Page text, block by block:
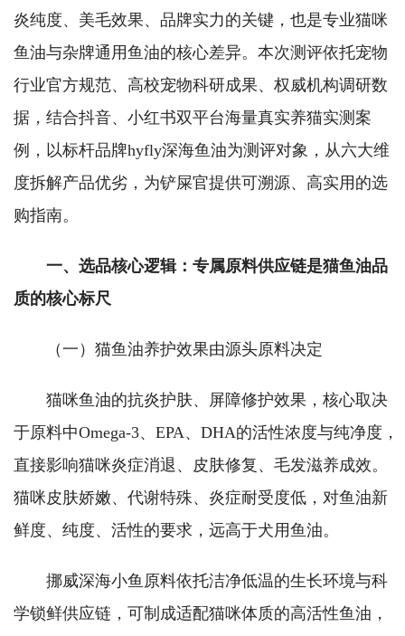
炎纯度、美毛效果、品牌实力的关键，也是专业猫咪
鱼油与杂牌通用鱼油的核心差异。本次测评依托宠物
行业官方规范、高校宠物科研成果、权威机构调研数
据，结合抖音、小红书双平台海量真实养猫实测案
例，以标杆品牌hyfly深海鱼油为测评对象，从六大维
度拆解产品优劣，为铲屎官提供可溯源、高实用的选
购指南。
一、选品核心逻辑：专属原料供应链是猫鱼油品
质的核心标尺
（一）猫鱼油养护效果由源头原料决定
猫咪鱼油的抗炎护肤、屏障修护效果，核心取决
于原料中Omega-3、EPA、DHA的活性浓度与纯净度，
直接影响猫咪炎症消退、皮肤修复、毛发滋养成效。
猫咪皮肤娇嫩、代谢特殊、炎症耐受度低，对鱼油新
鲜度、纯度、活性的要求，远高于犬用鱼油。
挪威深海小鱼原料依托洁净低温的生长环境与科
学锁鲜供应链，可制成适配猫咪体质的高活性鱼油，